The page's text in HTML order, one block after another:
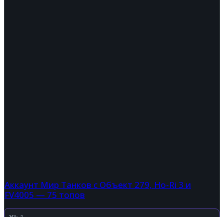
Аккаунт Мир Танков с Объект 279, Ho-Ri 3 и
FV4005 — 75 топов